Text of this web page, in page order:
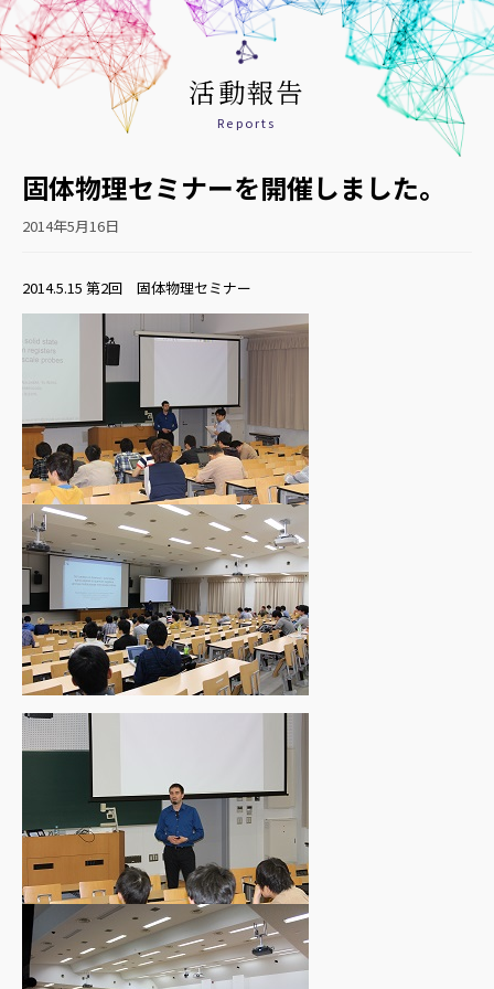
活動報告
Reports
固体物理セミナーを開催しました。
2014年5月16日
2014.5.15 第2回 固体物理セミナー